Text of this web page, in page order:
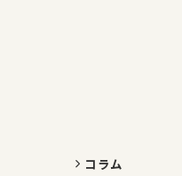
コラム